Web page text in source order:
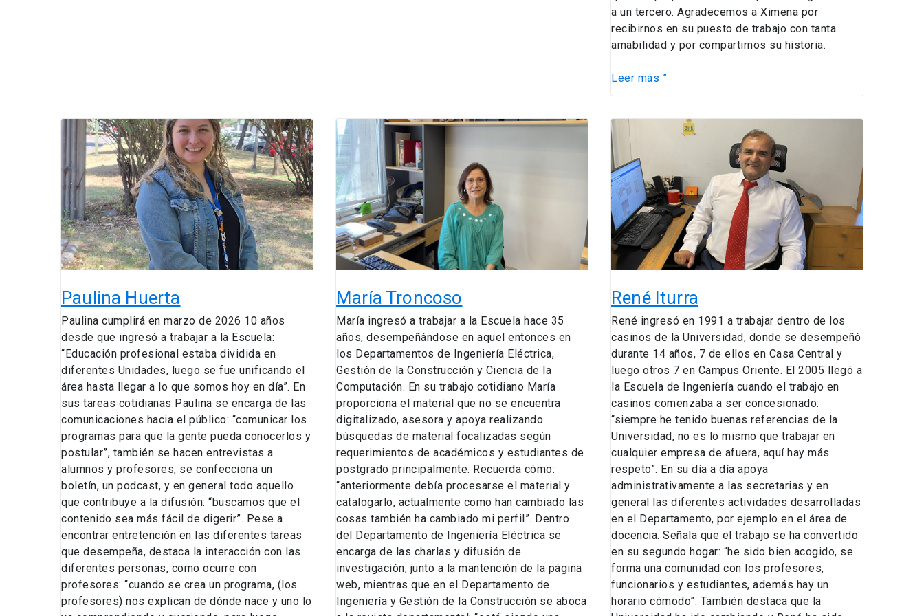
a un tercero. Agradecemos a Ximena por
recibirnos en su puesto de trabajo con tanta
amabilidad y por compartirnos su historia.
Leer más ”
Paulina Huerta
Paulina cumplirá en marzo de 2026 10 años
desde que ingresó a trabajar a la Escuela:
“Educación profesional estaba dividida en
diferentes Unidades, luego se fue unificando el
área hasta llegar a lo que somos hoy en día”. En
sus tareas cotidianas Paulina se encarga de las
comunicaciones hacia el público: “comunicar los
programas para que la gente pueda conocerlos y
postular”, también se hacen entrevistas a
alumnos y profesores, se confecciona un
boletín, un podcast, y en general todo aquello
que contribuye a la difusión: “buscamos que el
contenido sea más fácil de digerir”. Pese a
encontrar entretención en las diferentes tareas
que desempeña, destaca la interacción con las
diferentes personas, como ocurre con
profesores: “cuando se crea un programa, (los
profesores) nos explican de dónde nace y uno lo
Paulina
Huerta
María Troncoso
María ingresó a trabajar a la Escuela hace 35
años, desempeñándose en aquel entonces en
los Departamentos de Ingeniería Eléctrica,
Gestión de la Construcción y Ciencia de la
Computación. En su trabajo cotidiano María
proporciona el material que no se encuentra
digitalizado, asesora y apoya realizando
búsquedas de material focalizadas según
requerimientos de académicos y estudiantes de
postgrado principalmente. Recuerda cómo:
“anteriormente debía procesarse el material y
catalogarlo, actualmente como han cambiado las
cosas también ha cambiado mi perfil”. Dentro
del Departamento de Ingeniería Eléctrica se
encarga de las charlas y difusión de
investigación, junto a la mantención de la página
web, mientras que en el Departamento de
Ingeniería y Gestión de la Construcción se aboca
María
Troncoso
René Iturra
René ingresó en 1991 a trabajar dentro de los
casinos de la Universidad, donde se desempeñó
durante 14 años, 7 de ellos en Casa Central y
luego otros 7 en Campus Oriente. El 2005 llegó a
la Escuela de Ingeniería cuando el trabajo en
casinos comenzaba a ser concesionado:
“siempre he tenido buenas referencias de la
Universidad, no es lo mismo que trabajar en
cualquier empresa de afuera, aquí hay más
respeto”. En su día a día apoya
administrativamente a las secretarias y en
general las diferentes actividades desarrolladas
en el Departamento, por ejemplo en el área de
docencia. Señala que el trabajo se ha convertido
en su segundo hogar: “he sido bien acogido, se
forma una comunidad con los profesores,
funcionarios y estudiantes, además hay un
horario cómodo”. También destaca que la
René
Iturra